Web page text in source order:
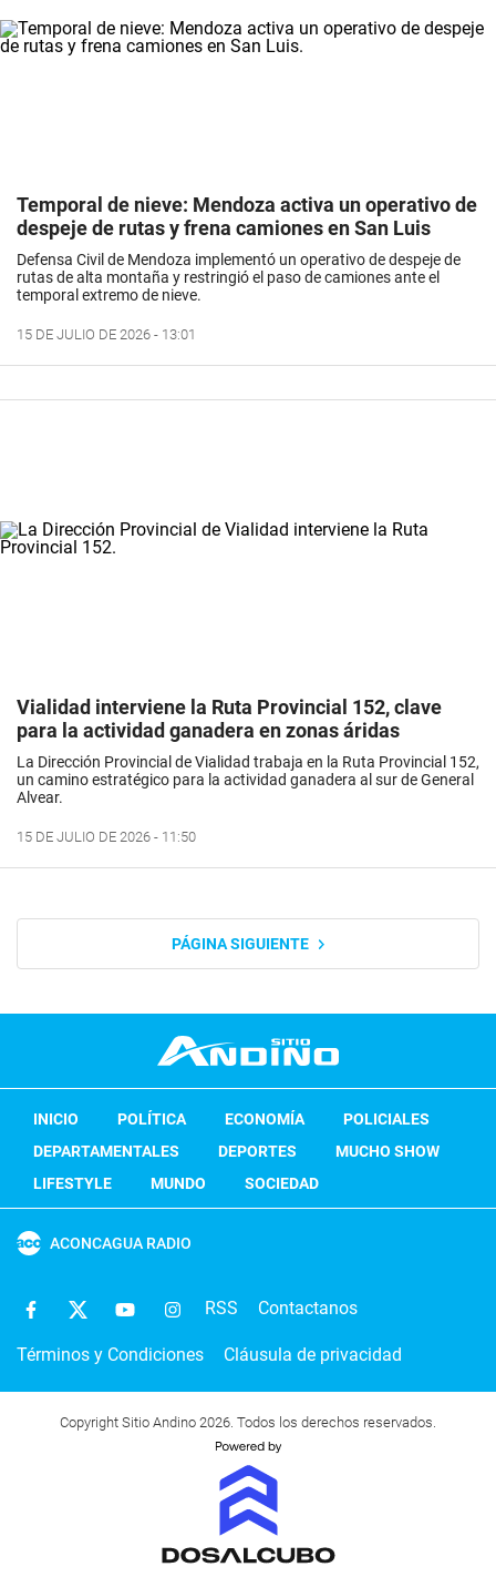
Temporal de nieve: Mendoza activa un operativo de
despeje de rutas y frena camiones en San Luis
Defensa Civil de Mendoza implementó un operativo de despeje de
rutas de alta montaña y restringió el paso de camiones ante el
temporal extremo de nieve.
15 DE JULIO DE 2026 - 13:01
Vialidad interviene la Ruta Provincial 152, clave
para la actividad ganadera en zonas áridas
La Dirección Provincial de Vialidad trabaja en la Ruta Provincial 152,
un camino estratégico para la actividad ganadera al sur de General
Alvear.
15 DE JULIO DE 2026 - 11:50
PÁGINA SIGUIENTE
INICIO POLÍTICA ECONOMÍA
POLICIALES
DEPARTAMENTALES
DEPORTES
MUCHO SHOW
LIFESTYLE
MUNDO SOCIEDAD
ACONCAGUA RADIO
RSS Contactanos
Términos y Condiciones Cláusula de privacidad
Copyright Sitio Andino 2026. Todos los derechos reservados.